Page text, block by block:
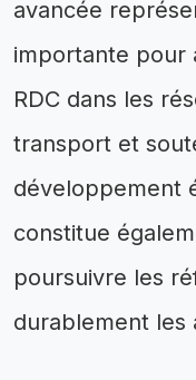
avancée
importante pour
RDC dans les
transport et
développement
constitue
poursuivre les
durablement